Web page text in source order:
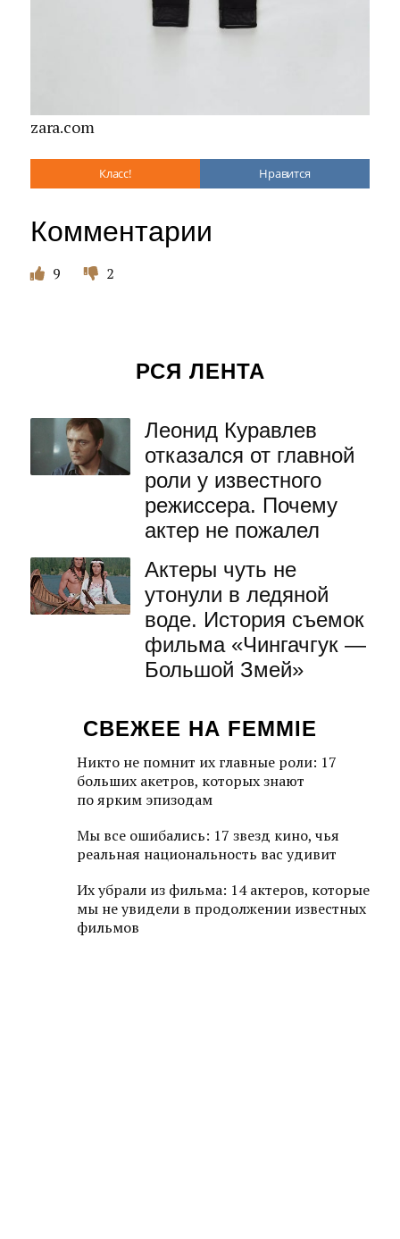
zara.com
Класс! Нравится
Комментарии
9 2
РСЯ ЛЕНТА
Леонид Куравлев
отказался от главной
роли у известного
режиссера. Почему
актер не пожалел
Актеры чуть не
утонули в ледяной
воде. История съемок
фильма «Чингачгук —
Большой Змей»
СВЕЖЕЕ НА FEMMIE
Никто не помнит их главные роли: 17
больших акетров, которых знают
по ярким эпизодам
Мы все ошибались: 17 звезд кино, чья
реальная национальность вас удивит
Их убрали из фильма: 14 актеров, которые
мы не увидели в продолжении известных
фильмов